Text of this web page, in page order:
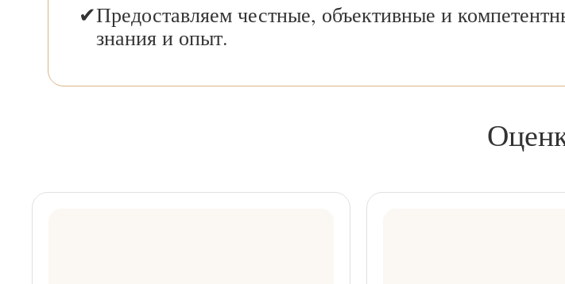
Предоставляем честные, объективные и
знания и опыт.